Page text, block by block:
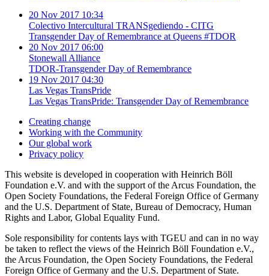
20 Nov 2017 10:34
Colectivo Intercultural TRANSgediendo - CITG
Transgender Day of Remembrance at Queens #TDOR
20 Nov 2017 06:00
Stonewall Alliance
TDOR-Transgender Day of Remembrance
19 Nov 2017 04:30
Las Vegas TransPride
Las Vegas TransPride: Transgender Day of Remembrance
Creating change
Working with the Community
Our global work
Privacy policy
This website is developed in cooperation with Heinrich Böll
Foundation e.V. and with the support of the Arcus Foundation, the
Open Society Foundations, the Federal Foreign Office of Germany
and the U.S. Department of State, Bureau of Democracy, Human
Rights and Labor, Global Equality Fund.
Sole responsibility for contents lays with TGEU and can in no way
be taken to reflect the views of the Heinrich Böll Foundation e.V.,
the Arcus Foundation, the Open Society Foundations, the Federal
Foreign Office of Germany and the U.S. Department of State.